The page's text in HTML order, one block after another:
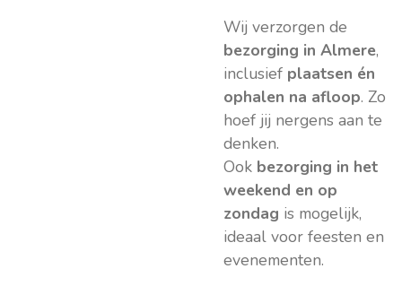
Wij verzorgen de
bezorging in Almere,
inclusief plaatsen én
ophalen na afloop. Zo
hoef jij nergens aan te
denken.
Ook bezorging in het
weekend en op
zondag is mogelijk,
ideaal voor feesten en
evenementen.